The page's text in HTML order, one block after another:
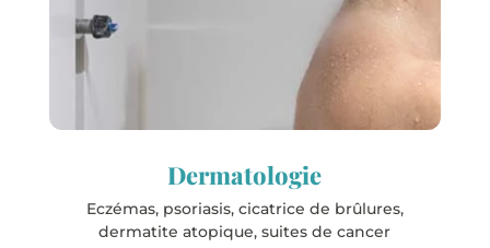
Dermatologie
Eczémas, psoriasis, cicatrice de brûlures,
dermatite atopique, suites de cancer